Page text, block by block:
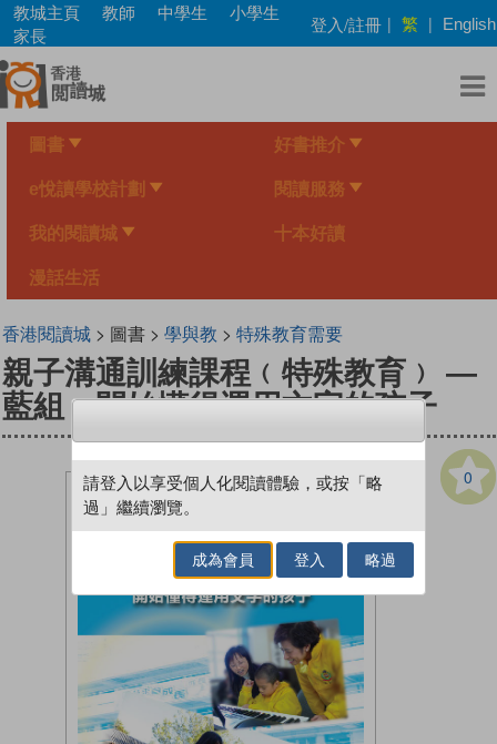
Skip
main
content
教城主頁 教師 中學生
小學生
家長
登入/註冊 | 繁 | English
圖書 好書推介
e悅讀學校計劃 閱讀服務
我的閱讀城 十本好讀
漫話生活
香港閱讀城> 圖書 > 學與教 > 特殊教育需要
親子溝通訓練課程﹙特殊教育﹚ —
藍組：開始懂得運用文字的孩子
0
請登入以享受個人化閱讀體驗，或按「略
過」繼續瀏覽。
成為會員 登入 略過